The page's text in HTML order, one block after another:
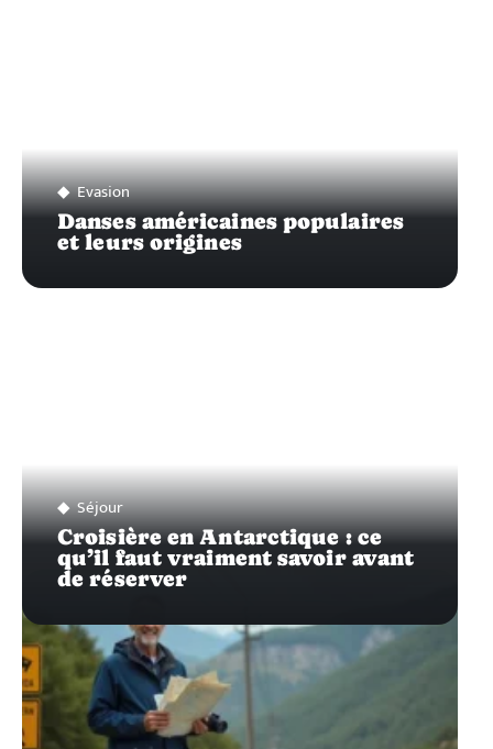
Evasion
Danses américaines populaires
et leurs origines
Séjour
Croisière en Antarctique : ce
qu’il faut vraiment savoir avant
de réserver